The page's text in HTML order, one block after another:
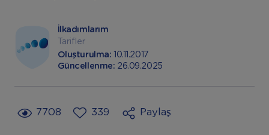
İlkadımlarım
Tarifler
Oluşturulma:
10.11.2017
Güncellenme: 26.09.2025
7708 339 Paylaş